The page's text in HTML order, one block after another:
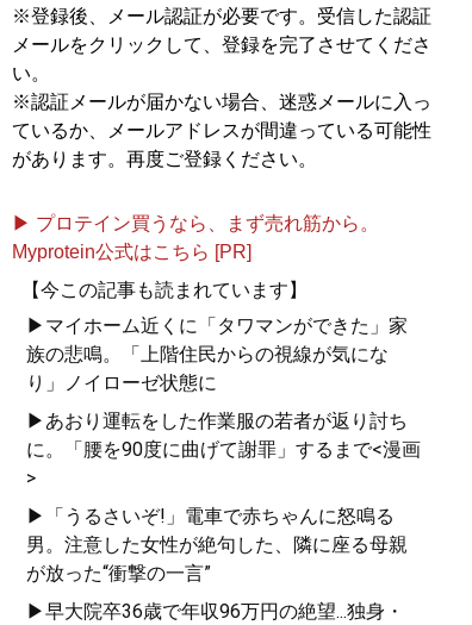
※登録後、メール認証が必要です。受信した認証
メールをクリックして、登録を完了させてくださ
い。
※認証メールが届かない場合、迷惑メールに入っ
ているか、メールアドレスが間違っている可能性
があります。再度ご登録ください。
▶ プロテイン買うなら、まず売れ筋から。
Myprotein公式はこちら [PR]
【今この記事も読まれています】
▶マイホーム近くに「タワマンができた」家
族の悲鳴。「上階住民からの視線が気にな
り」ノイローゼ状態に
▶あおり運転をした作業服の若者が返り討ち
に。「腰を90度に曲げて謝罪」するまで<漫画
>
▶「うるさいぞ!」電車で赤ちゃんに怒鳴る
男。注意した女性が絶句した、隣に座る母親
が放った“衝撃の一言”
▶早大院卒36歳で年収96万円の絶望...独身・